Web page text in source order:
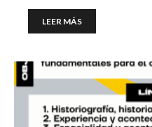
LEER MÁS